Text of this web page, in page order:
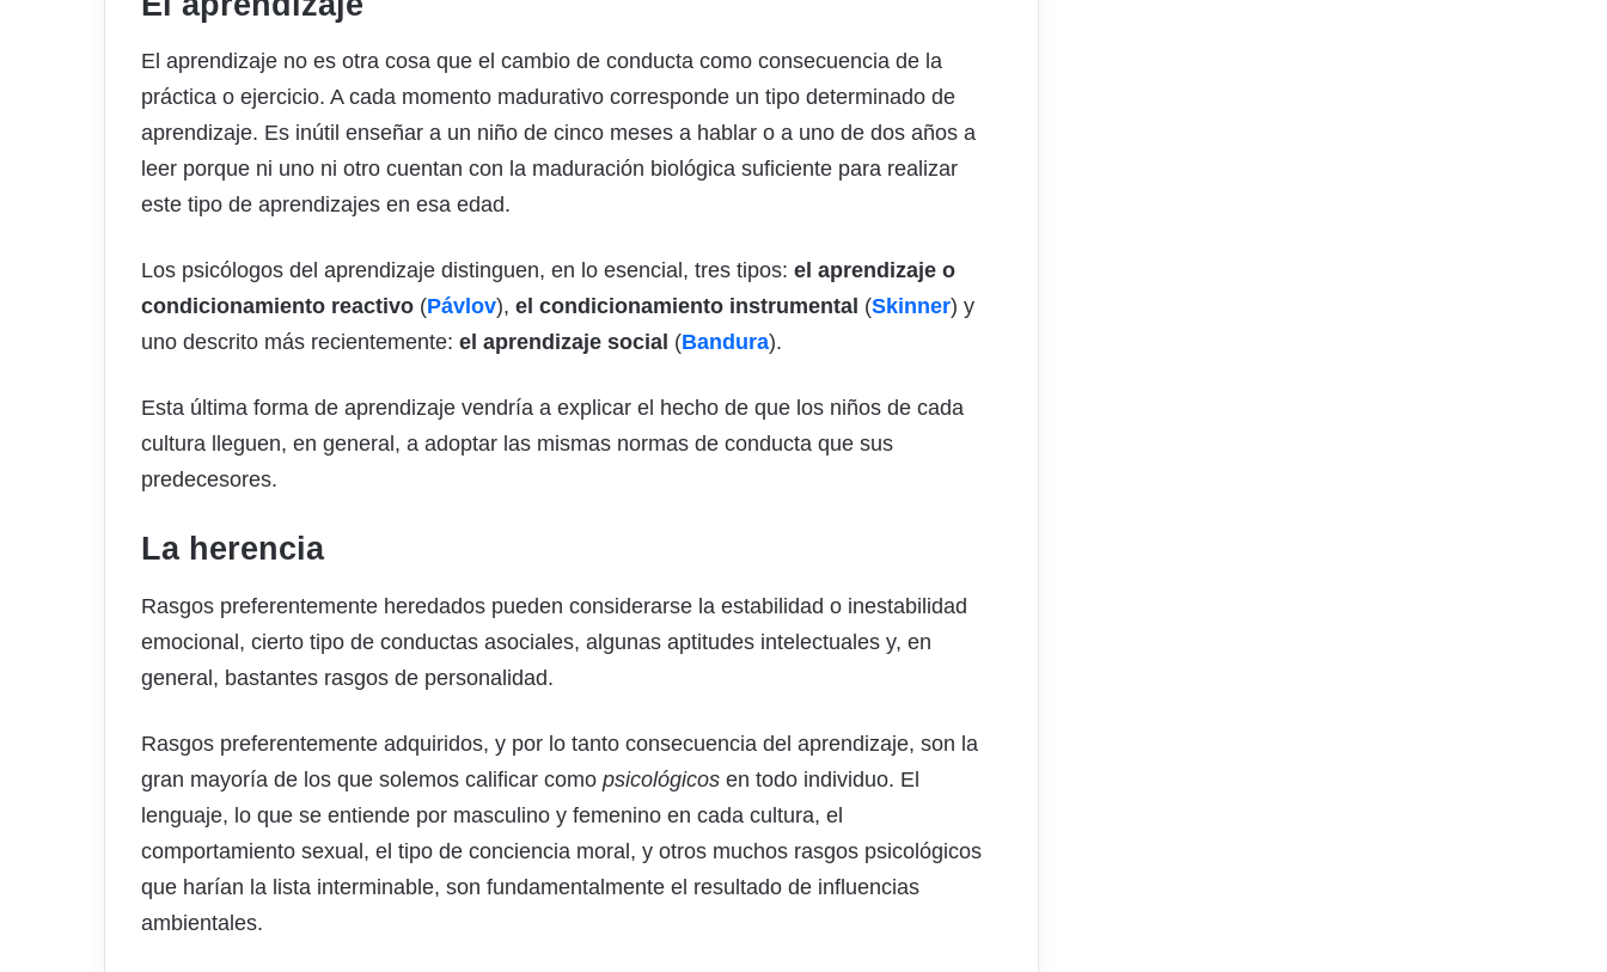
El aprendizaje no es otra cosa que el cambio de conducta como consecuencia de la
práctica o ejercicio. A cada momento madurativo corresponde un tipo determinado de
aprendizaje. Es inútil enseñar a un niño de cinco meses a hablar o a uno de dos años a
leer porque ni uno ni otro cuentan con la maduración biológica suficiente para realizar
este tipo de aprendizajes en esa edad.
Los psicólogos del aprendizaje distinguen, en lo esencial, tres tipos: el aprendizaje o
condicionamiento reactivo (Pávlov), el condicionamiento instrumental (Skinner) y
uno descrito más recientemente: el aprendizaje social (Bandura).
Esta última forma de aprendizaje vendría a explicar el hecho de que los niños de cada
cultura lleguen, en general, a adoptar las mismas normas de conducta que sus
predecesores.
La herencia
Rasgos preferentemente heredados pueden considerarse la estabilidad o inestabilidad
emocional, cierto tipo de conductas asociales, algunas aptitudes intelectuales y, en
general, bastantes rasgos de personalidad.
Rasgos preferentemente adquiridos, y por lo tanto consecuencia del aprendizaje, son la
gran mayoría de los que solemos calificar como psicológicos en todo individuo. El
lenguaje, lo que se entiende por masculino y femenino en cada cultura, el
comportamiento sexual, el tipo de conciencia moral, y otros muchos rasgos psicológicos
que harían la lista interminable, son fundamentalmente el resultado de influencias
ambientales.